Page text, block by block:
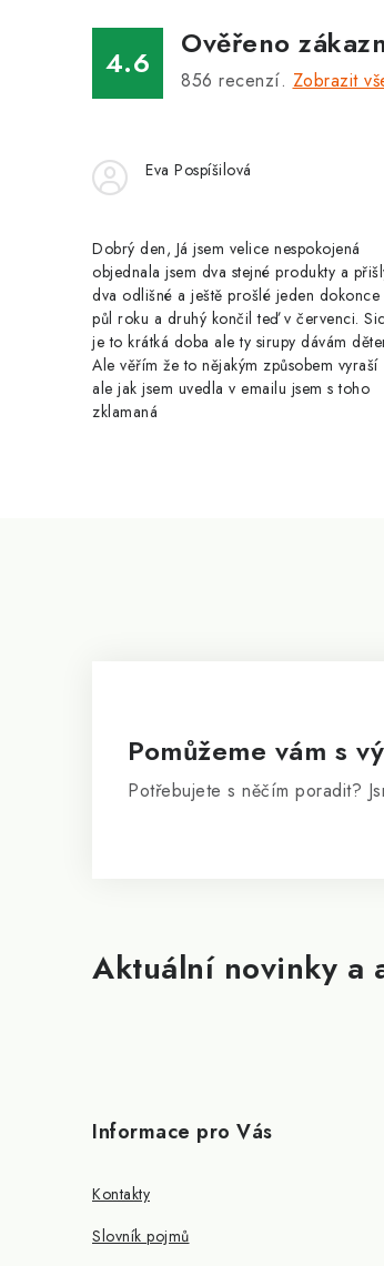
4.6
Ověřeno
856 recenzí. Zobrazit
Eva Pospíšilová
Dobrý den, Já jsem velice nespokojená
objednala jsem dva stejné produkty a
dva odlišné a ještě prošlé jeden dokonce
půl roku a druhý končil teď v červenci.
je to krátká doba ale ty sirupy dávám
Ale věřím že to nějakým způsobem vyraší
ale jak jsem uvedla v emailu jsem s toho
zklamaná
Aktuální novinky a
Pomůžeme vám s
Potřebujete s něčím poradit?
Informace pro Vás
Kontakty
Slovník pojmů